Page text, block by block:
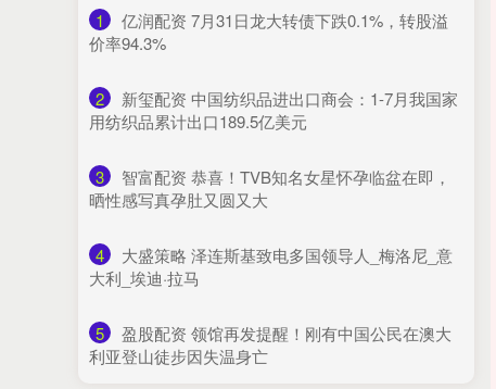
1
​亿润配资 7月31日龙大转债下跌0.1%，转股溢
价率94.3%
2
​新玺配资 中国纺织品进出口商会：1-7月我国家
用纺织品累计出口189.5亿美元
3
​智富配资 恭喜！TVB知名女星怀孕临盆在即，
晒性感写真孕肚又圆又大
4
​大盛策略 泽连斯基致电多国领导人_梅洛尼_意
大利_埃迪·拉马
5
​盈股配资 领馆再发提醒！刚有中国公民在澳大
利亚登山徒步因失温身亡